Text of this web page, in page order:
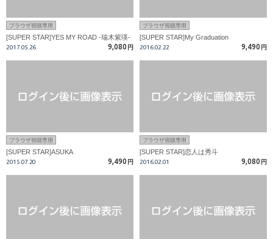
ブラウザ視聴専用
[SUPER STAR]YES MY ROAD -瑞木紫瑛-
2017.05.26 9,080 円
ブラウザ視聴専用
[SUPER STAR]My Graduation
2016.02.22 9,490 円
ブラウザ視聴専用
[SUPER STAR]ASUKA
2015.07.20 9,490 円
ブラウザ視聴専用
[SUPER STAR]恋人は秀斗
2016.02.01 9,080 円